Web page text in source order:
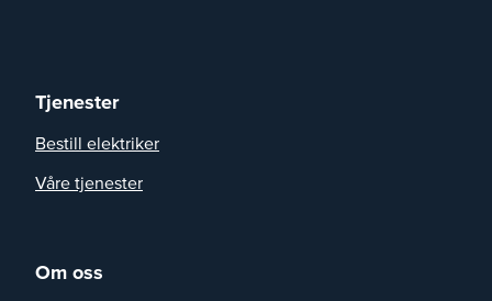
Tjenester
Bestill elektriker
Våre tjenester
Om oss